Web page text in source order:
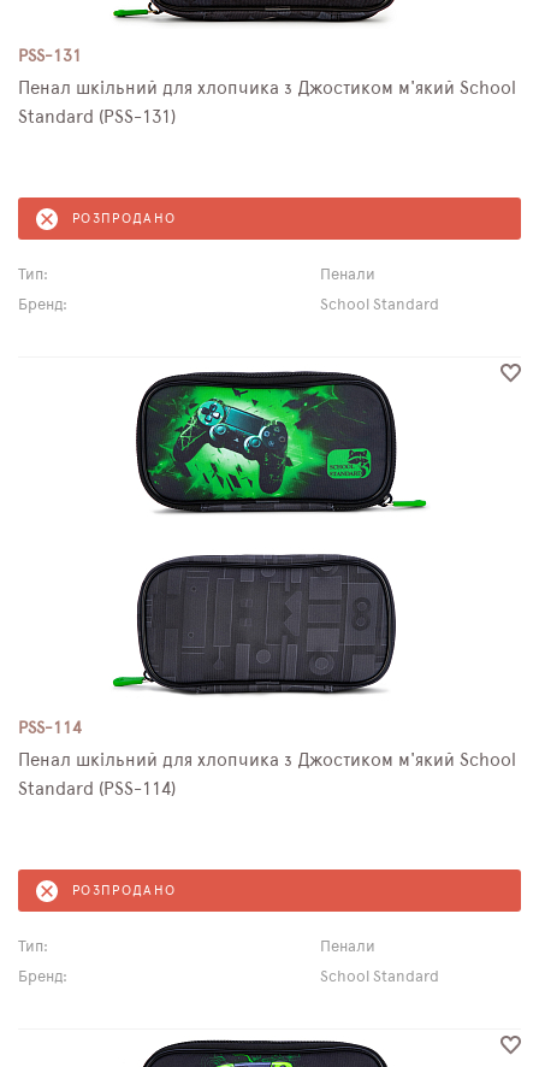
PSS-131
Пенал шкільний для хлопчика з Джостиком м'який School
Standard (PSS-131)
РОЗПРОДАНО
Тип:
Пенали
Бренд:
School Standard
PSS-114
Пенал шкільний для хлопчика з Джостиком м'який School
Standard (PSS-114)
РОЗПРОДАНО
Тип:
Пенали
Бренд:
School Standard